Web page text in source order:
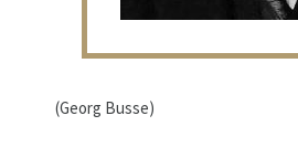
(Georg Busse)